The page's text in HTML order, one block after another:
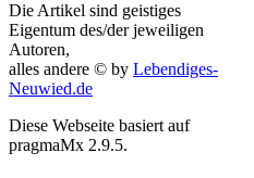
Die Artikel sind geistiges
Eigentum des/der jeweiligen
Autoren,
alles andere © by Lebendiges-
Neuwied.de
Diese Webseite basiert auf
pragmaMx 2.9.5.